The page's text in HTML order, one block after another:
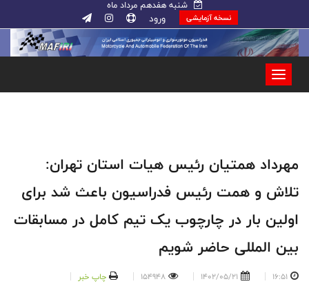
شنبه هفدهم مرداد ماه
نسخه آزمایشی ورود
مهرداد همتیان رئیس هیات استان تهران:
تلاش و همت رئیس فدراسیون باعث شد برای
اولین بار در چارچوب یک تیم کامل در مسابقات
بین المللی حاضر شویم
16:51
1402/05/21
154948 چاپ خبر